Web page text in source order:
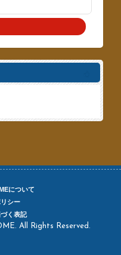
について
シー
く表記
All Rights Reserved.